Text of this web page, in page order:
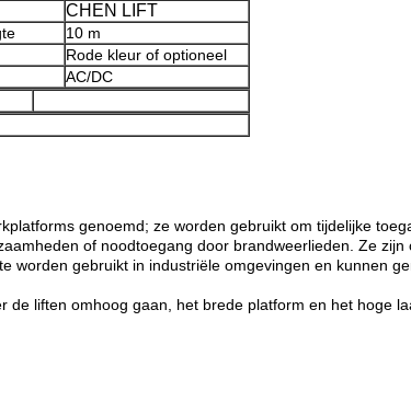
CHEN LIFT
10 m
Rode kleur of optioneel
AC/DC
genoemd; ze worden gebruikt om tijdelijke
of noodtoegang door brandweerlieden. Ze
worden gebruikt in industriële omgevingen en kunnen
liften omhoog gaan, het brede platform en het hoge